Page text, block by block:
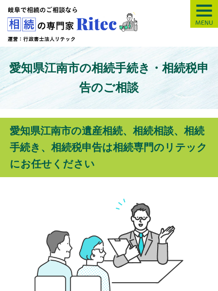
【岐阜】相続の
愛知県江南市の相続手続き・相続税申
告のご相談
愛知県江南市の遺産相続、相続相談、相続
手続き、相続税申告は相続専門のリテック
にお任せください